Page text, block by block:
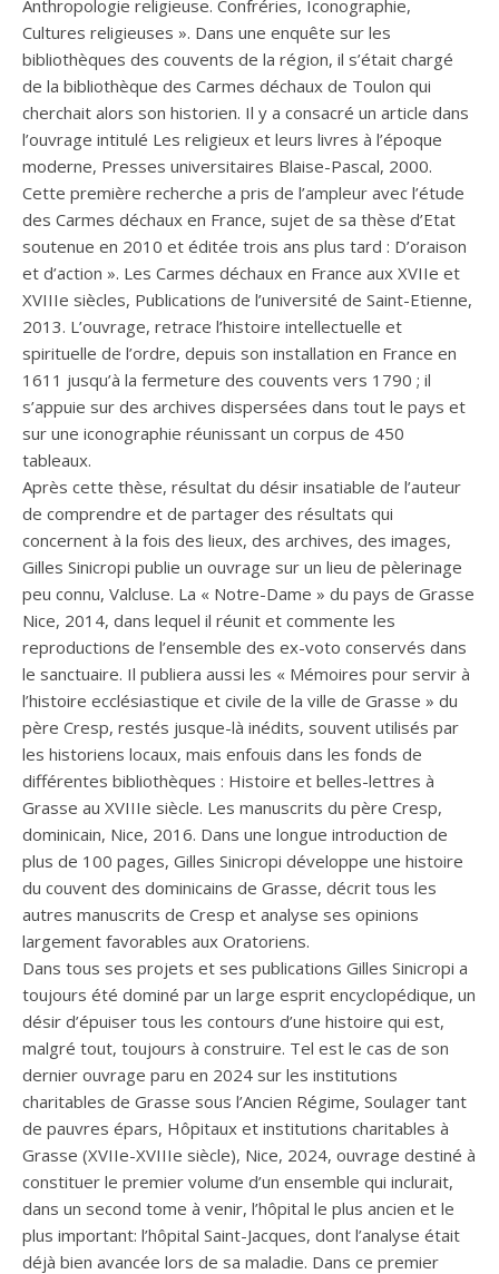
Anthropologie religieuse. Confréries, Iconographie,
Cultures religieuses ». Dans une enquête sur les
bibliothèques des couvents de la région, il s’était chargé
de la bibliothèque des Carmes déchaux de Toulon qui
cherchait alors son historien. Il y a consacré un article dans
l’ouvrage intitulé Les religieux et leurs livres à l’époque
moderne, Presses universitaires Blaise-Pascal, 2000.
Cette première recherche a pris de l’ampleur avec l’étude
des Carmes déchaux en France, sujet de sa thèse d’Etat
soutenue en 2010 et éditée trois ans plus tard : D’oraison
et d’action ». Les Carmes déchaux en France aux XVIIe et
XVIIIe siècles, Publications de l’université de Saint-Etienne,
2013. L’ouvrage, retrace l’histoire intellectuelle et
spirituelle de l’ordre, depuis son installation en France en
1611 jusqu’à la fermeture des couvents vers 1790 ; il
s’appuie sur des archives dispersées dans tout le pays et
sur une iconographie réunissant un corpus de 450
tableaux.
Après cette thèse, résultat du désir insatiable de l’auteur
de comprendre et de partager des résultats qui
concernent à la fois des lieux, des archives, des images,
Gilles Sinicropi publie un ouvrage sur un lieu de pèlerinage
peu connu, Valcluse. La « Notre-Dame » du pays de Grasse
Nice, 2014, dans lequel il réunit et commente les
reproductions de l’ensemble des ex-voto conservés dans
le sanctuaire. Il publiera aussi les « Mémoires pour servir à
l’histoire ecclésiastique et civile de la ville de Grasse » du
père Cresp, restés jusque-là inédits, souvent utilisés par
les historiens locaux, mais enfouis dans les fonds de
différentes bibliothèques : Histoire et belles-lettres à
Grasse au XVIIIe siècle. Les manuscrits du père Cresp,
dominicain, Nice, 2016. Dans une longue introduction de
plus de 100 pages, Gilles Sinicropi développe une histoire
du couvent des dominicains de Grasse, décrit tous les
autres manuscrits de Cresp et analyse ses opinions
largement favorables aux Oratoriens.
Dans tous ses projets et ses publications Gilles Sinicropi a
toujours été dominé par un large esprit encyclopédique, un
désir d’épuiser tous les contours d’une histoire qui est,
malgré tout, toujours à construire. Tel est le cas de son
dernier ouvrage paru en 2024 sur les institutions
charitables de Grasse sous l’Ancien Régime, Soulager tant
de pauvres épars, Hôpitaux et institutions charitables à
Grasse (XVIIe-XVIIIe siècle), Nice, 2024, ouvrage destiné à
constituer le premier volume d’un ensemble qui inclurait,
dans un second tome à venir, l’hôpital le plus ancien et le
plus important: l’hôpital Saint-Jacques, dont l’analyse était
déjà bien avancée lors de sa maladie. Dans ce premier